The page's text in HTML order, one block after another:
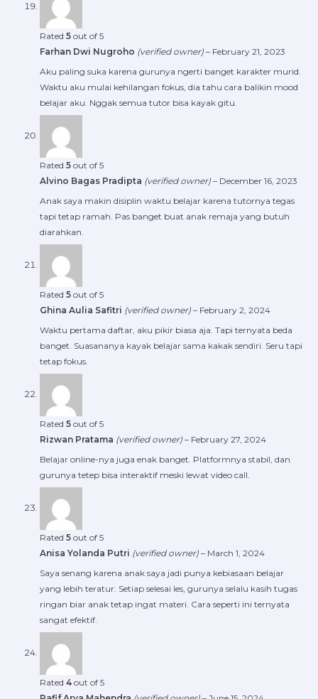
Rated 5 out of 5
Farhan Dwi Nugroho (verified owner) – February 21, 2023
Aku paling suka karena gurunya ngerti banget karakter murid.
Waktu aku mulai kehilangan fokus, dia tahu cara balikin mood
belajar aku. Nggak semua tutor bisa kayak gitu.
Rated 5 out of 5
Alvino Bagas Pradipta (verified owner) – December 16, 2023
Anak saya makin disiplin waktu belajar karena tutornya tegas
tapi tetap ramah. Pas banget buat anak remaja yang butuh
diarahkan.
Rated 5 out of 5
Ghina Aulia Safitri (verified owner) – February 2, 2024
Waktu pertama daftar, aku pikir biasa aja. Tapi ternyata beda
banget. Suasananya kayak belajar sama kakak sendiri. Seru tapi
tetap fokus.
Rated 5 out of 5
Rizwan Pratama (verified owner) – February 27, 2024
Belajar online-nya juga enak banget. Platformnya stabil, dan
gurunya tetep bisa interaktif meski lewat video call.
Rated 5 out of 5
Anisa Yolanda Putri (verified owner) – March 1, 2024
Saya senang karena anak saya jadi punya kebiasaan belajar
yang lebih teratur. Setiap selesai les, gurunya selalu kasih tugas
ringan biar anak tetap ingat materi. Cara seperti ini ternyata
sangat efektif.
Rated 4 out of 5